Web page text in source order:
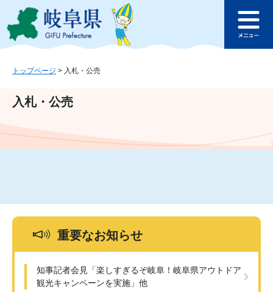
ジ
ュ
文
このページの本文へ
ュ
トップページ > 入札・公売
入札・公売
重要なお知らせ
知事記者会見「楽しすぎるぞ岐阜！岐阜県アウトドア
観光キャンペーンを実施」他